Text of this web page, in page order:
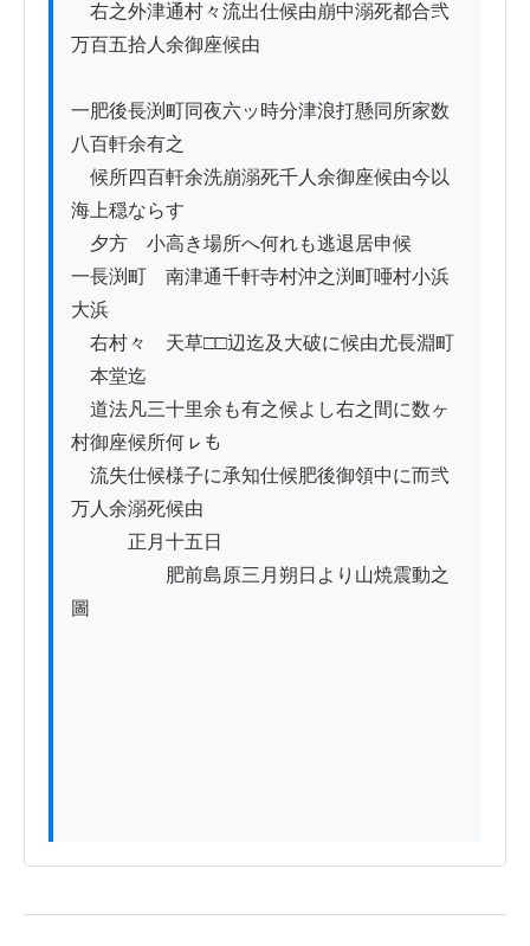
右之外津通村々流出仕候由崩中溺死都合弐
万百五拾人余御座候由
一肥後長渕町同夜六ッ時分津浪打懸同所家数
八百軒余有之
候所四百軒余洗崩溺死千人余御座候由今以
海上穏ならす
夕方ゟ小高き場所へ何れも逃退居申候
一長渕町ゟ南津通千軒寺村沖之渕町唖村小浜
大浜
右村々ゟ天草□□辺迄及大破に候由尤長淵町
ゟ本堂迄
道法凡三十里余も有之候よし右之間に数ヶ
村御座候所何ㇾも
流失仕候様子に承知仕候肥後御領中に而弐
万人余溺死候由
正月十五日
肥前島原三月朔日より山焼震動之
圖